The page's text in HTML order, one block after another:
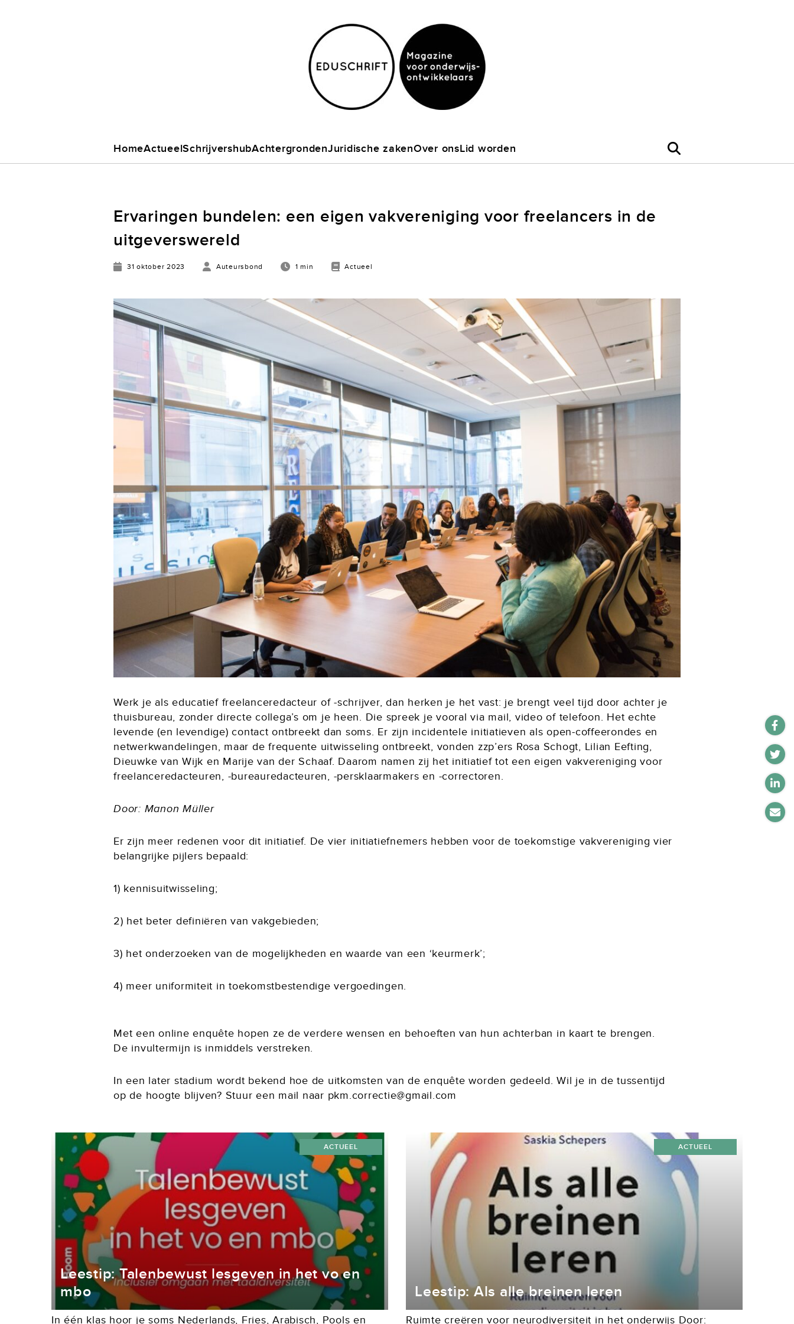
HomeActueelSchrijvershubAchtergrondenJuridische zakenOver onsLid worden
Ervaringen bundelen: een eigen vakvereniging voor freelancers in de
uitgeverswereld
31 oktober 2023 Auteursbond 1 min Actueel
Werk je als educatief freelanceredacteur of -schrijver, dan herken je het vast: je brengt veel tijd door achter je
thuisbureau, zonder directe collega’s om je heen. Die spreek je vooral via mail, video of telefoon. Het echte
levende (en levendige) contact ontbreekt dan soms. Er zijn incidentele initiatieven als open-coffeerondes en
netwerkwandelingen, maar de frequente uitwisseling ontbreekt, vonden zzp’ers Rosa Schogt, Lilian Eefting,
Dieuwke van Wijk en Marije van der Schaaf. Daarom namen zij het initiatief tot een eigen vakvereniging voor
freelanceredacteuren, -bureauredacteuren, -persklaarmakers en -correctoren.
Door: Manon Müller
Er zijn meer redenen voor dit initiatief. De vier initiatiefnemers hebben voor de toekomstige vakvereniging vier
belangrijke pijlers bepaald:
1) kennisuitwisseling;
2) het beter definiëren van vakgebieden;
3) het onderzoeken van de mogelijkheden en waarde van een ‘keurmerk’;
4) meer uniformiteit in toekomstbestendige vergoedingen.
Met een online enquête hopen ze de verdere wensen en behoeften van hun achterban in kaart te brengen.
De invultermijn is inmiddels verstreken.
In een later stadium wordt bekend hoe de uitkomsten van de enquête worden gedeeld. Wil je in de tussentijd
op de hoogte blijven? Stuur een mail naar pkm.correctie@gmail.com
Leestip: Talenbewust lesgeven in het vo en
mbo
In één klas hoor je soms Nederlands, Fries, Arabisch, Pools en
ACTUEEL
Leestip: Als alle breinen leren
Ruimte creëren voor neurodiversiteit in het onderwijs Door:
ACTUEEL